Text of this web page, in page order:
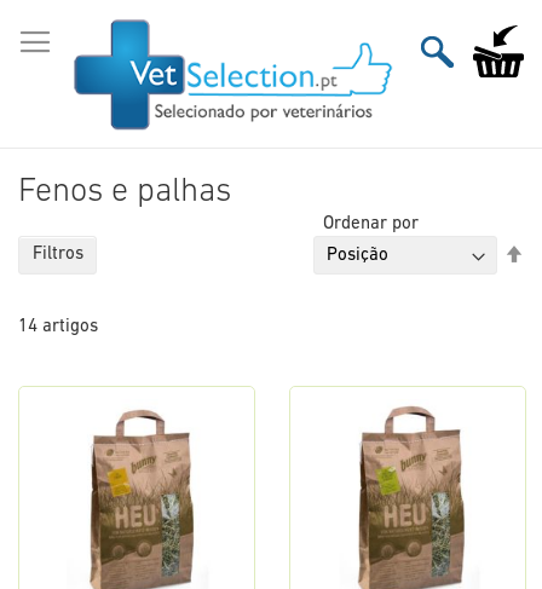
para
Conteúdo
O Meu
Fenos e palhas
14 artigos
Ordenar por
Filtros